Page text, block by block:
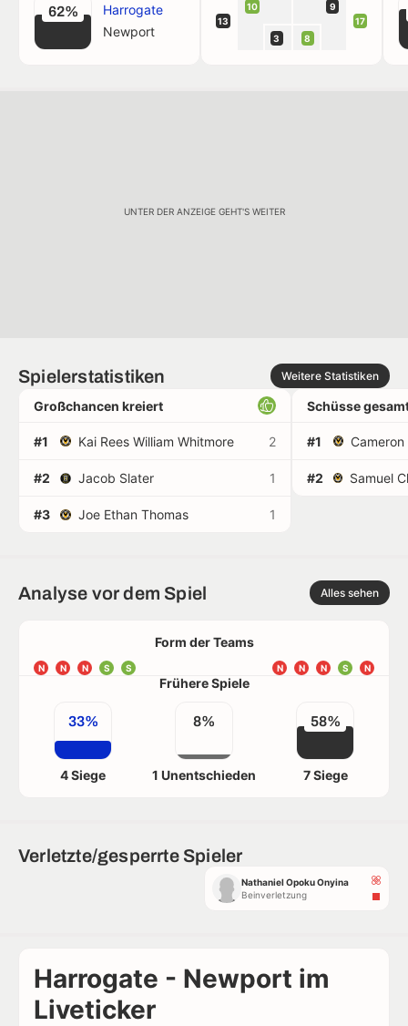
62%
Harrogate
Newport
13
10 9
3 8
17
UNTER DER ANZEIGE GEHT'S WEITER
Spielerstatistiken Weitere Statistiken
Großchancen kreiert
#1 Kai Rees William Whitmore 2
#2 Jacob Slater 1
#3 Joe Ethan Thomas 1
Schüsse
#1
#2
Analyse vor dem Spiel Alles sehen
Form der Teams
N N N S S N
S
N
N
N
Frühere Spiele
33%
4 Siege
8%
1 Unentschieden
58%
7 Siege
Verletzte/gesperrte Spieler
Nathaniel Opoku Onyina
Beinverletzung
Harrogate - Newport im
Liveticker